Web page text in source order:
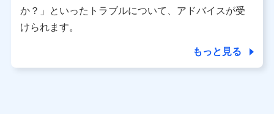
か？」といったトラブルについて、アドバイスが受
けられます。
もっと見る